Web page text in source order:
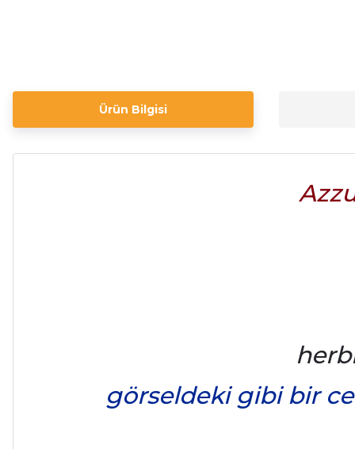
Ürün Bilgisi
görseldeki gibi bir